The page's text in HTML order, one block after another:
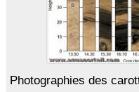
Photographies des